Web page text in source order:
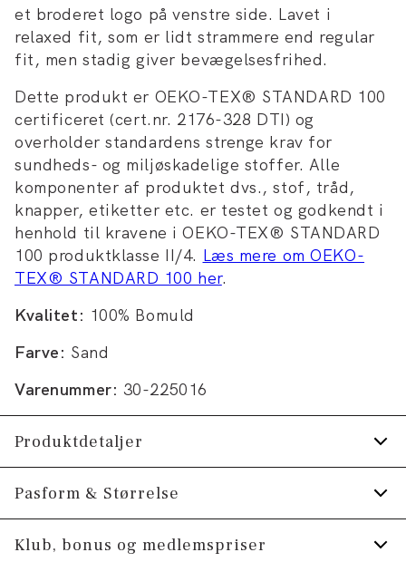
et broderet logo på venstre side. Lavet i
relaxed fit, som er lidt strammere end regular
fit, men stadig giver bevægelsesfrihed.
Dette produkt er OEKO-TEX® STANDARD 100
certificeret (cert.nr. 2176-328 DTI) og
overholder standardens strenge krav for
sundheds- og miljøskadelige stoffer. Alle
komponenter af produktet dvs., stof, tråd,
knapper, etiketter etc. er testet og godkendt i
henhold til kravene i OEKO-TEX® STANDARD
100 produktklasse II/4. Læs mere om OEKO-
TEX® STANDARD 100 her.
Kvalitet: 100% Bomuld
Farve: Sand
Varenummer: 30-225016
Produktdetaljer
Skjorten har button-down krave.
Manchetten har to knapper til at justere
størrelsen.
Pasform & Størrelse
Fit:Relaxed fit
Klub, bonus og medlemspriser